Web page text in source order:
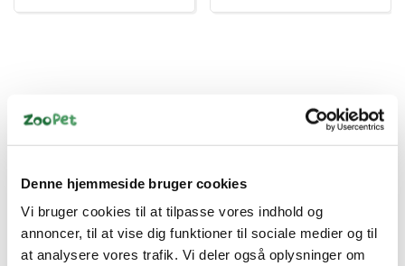
Denne hjemmeside bruger cookies
Vi bruger cookies til at tilpasse vores indhold og
annoncer, til at vise dig funktioner til sociale medier og til
at analysere vores trafik. Vi deler også oplysninger om
Bestsælgende varer i Hundeskåle &
Foderautomater